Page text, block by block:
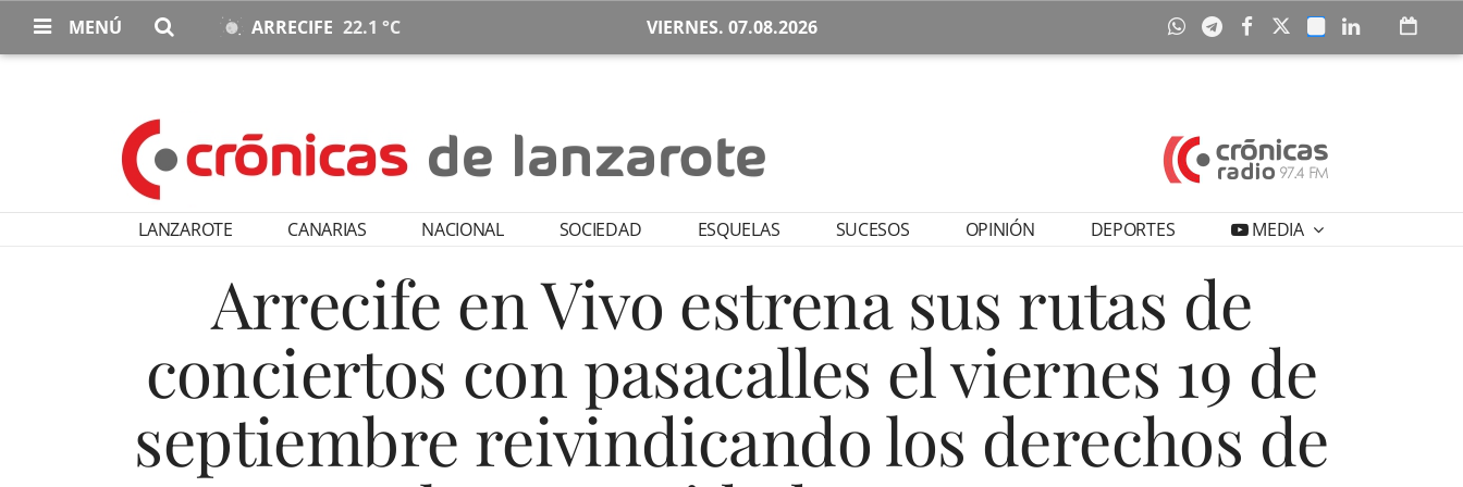
MENÚ ARRECIFE 22.1 °C VIERNES. 07.08.2026
LANZAROTE CANARIAS NACIONAL SOCIEDAD ESQUELAS SUCESOS OPINIÓN DEPORTES MEDIA
Arrecife en Vivo estrena sus rutas de
conciertos con pasacalles el viernes 19 de
septiembre reivindicando los derechos de